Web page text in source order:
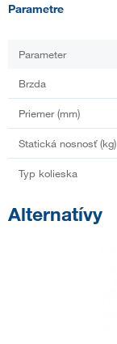
Parametre
Parameter
Brzda
Priemer (mm)
Statická nosnosť (kg)
Typ kolieska
Alternatívy